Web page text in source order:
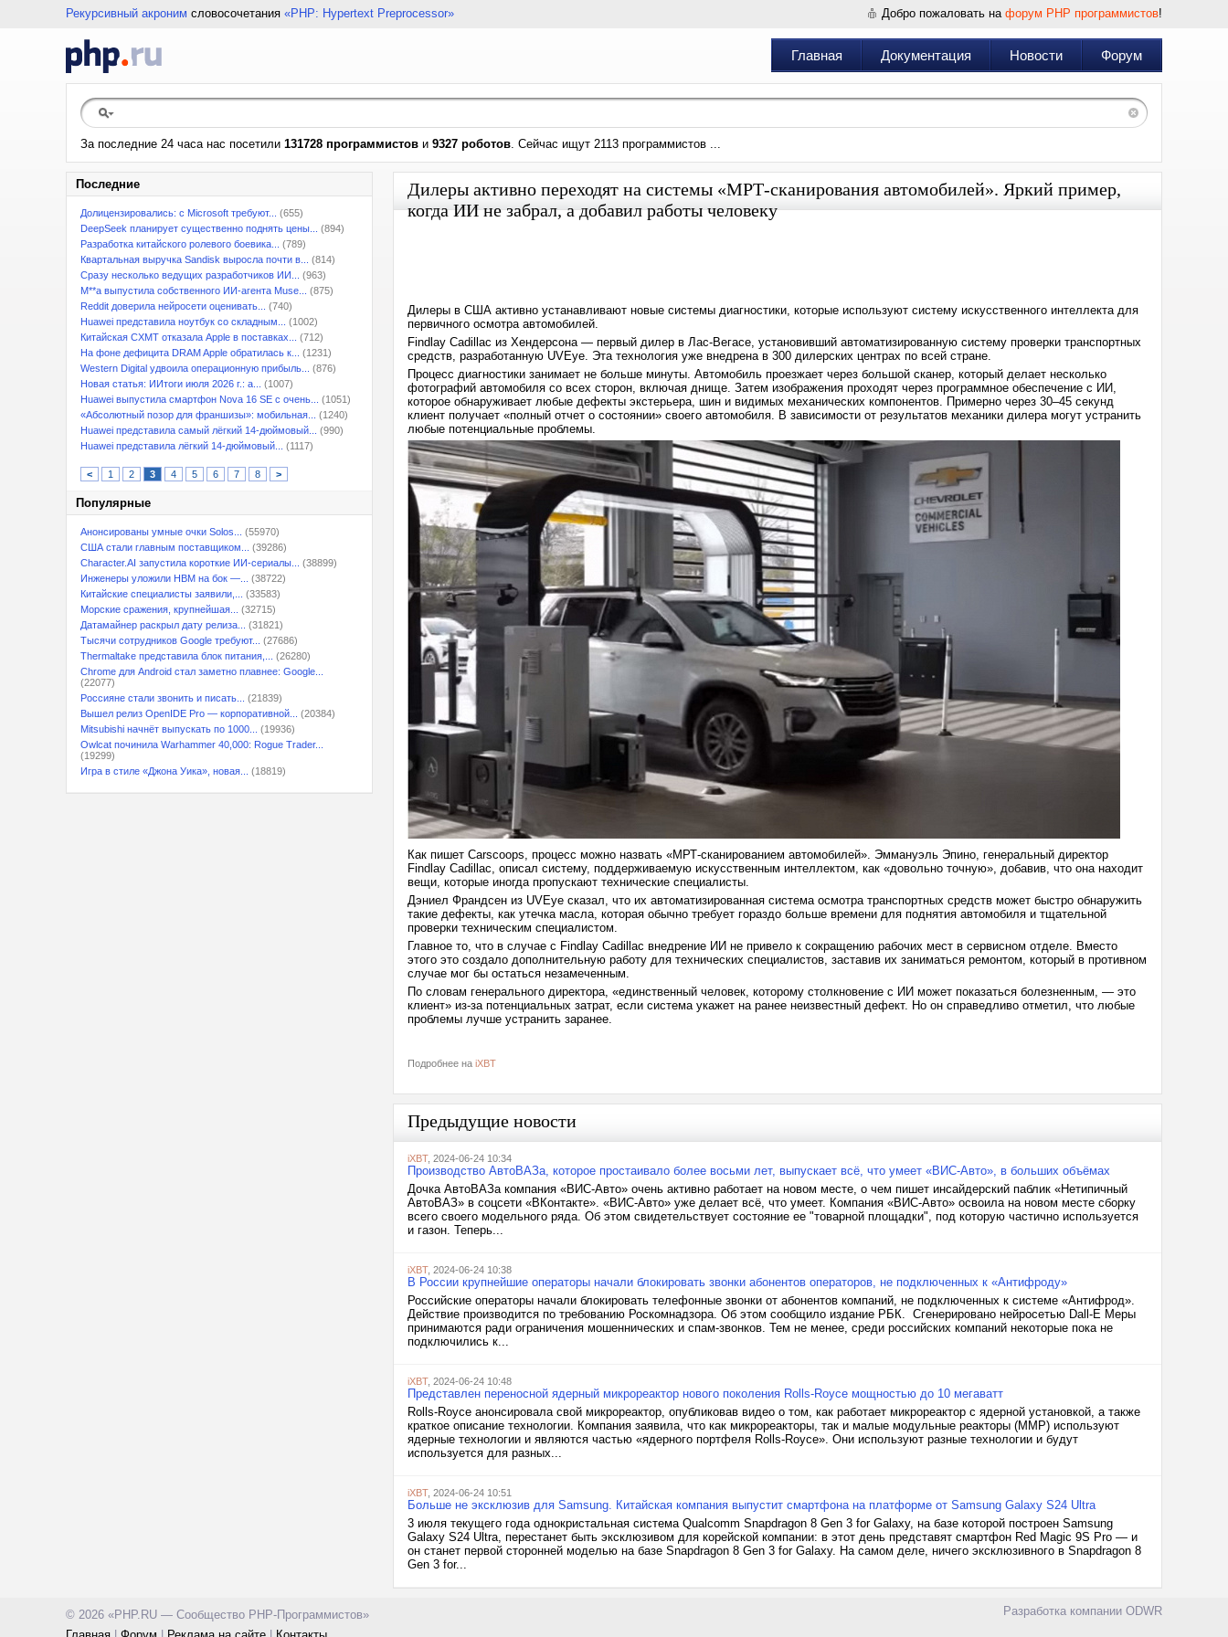
Рекурсивный акроним словосочетания «PHP: Hypertext Preprocessor» Добро пожаловать на форум PHP программистов!
Главная Документация Новости Форум
За последние 24 часа нас посетили 131728 программистов и 9327 роботов. Сейчас ищут 2113 программистов ...
Последние
Долицензировались: с Microsoft требуют...
(655)
DeepSeek планирует существенно поднять цены...
(894)
Разработка китайского ролевого боевика...
(789)
Квартальная выручка Sandisk выросла почти в...
(814)
Сразу несколько ведущих разработчиков ИИ...
(963)
M**a выпустила собственного ИИ-агента Muse...
(875)
Reddit доверила нейросети оценивать...
(740)
Huawei представила ноутбук со складным...
(1002)
Китайская CXMT отказала Apple в поставках...
(712)
На фоне дефицита DRAM Apple обратилась к...
(1231)
Western Digital удвоила операционную прибыль...
(876)
Новая статья: ИИтоги июля 2026 г.: а...
(1007)
Huawei выпустила смартфон Nova 16 SE с очень...
(1051)
«Абсолютный позор для франшизы»: мобильная...
(1240)
Huawei представила самый лёгкий 14-дюймовый...
(990)
Huawei представила лёгкий 14-дюймовый...
(1117)
< 1 2 3 4 5 6 7 8 >
Популярные
Анонсированы умные очки Solos...
(55970)
США стали главным поставщиком...
(39286)
Character.AI запустила короткие ИИ-сериалы...
(38899)
Инженеры уложили HBM на бок —...
(38722)
Китайские специалисты заявили,...
(33583)
Морские сражения, крупнейшая...
(32715)
Датамайнер раскрыл дату релиза...
(31821)
Тысячи сотрудников Google требуют...
(27686)
Thermaltake представила блок питания,...
(26280)
Chrome для Android стал заметно плавнее: Google...
(22077)
Россияне стали звонить и писать...
(21839)
Вышел релиз OpenIDE Pro — корпоративной...
(20384)
Mitsubishi начнёт выпускать по 1000...
(19936)
Owlcat починила Warhammer 40,000: Rogue Trader...
(19299)
Игра в стиле «Джона Уика», новая...
(18819)
Дилеры активно переходят на системы «МРТ-сканирования автомобилей». Яркий пример,
когда ИИ не забрал, а добавил работы человеку
Дилеры в США активно устанавливают новые системы диагностики, которые используют систему искусственного интеллекта для
первичного осмотра автомобилей.
Findlay Cadillac из Хендерсона — первый дилер в Лас-Вегасе, установивший автоматизированную систему проверки транспортных
средств, разработанную UVEye. Эта технология уже внедрена в 300 дилерских центрах по всей стране.
Процесс диагностики занимает не больше минуты. Автомобиль проезжает через большой сканер, который делает несколько
фотографий автомобиля со всех сторон, включая днище. Затем изображения проходят через программное обеспечение с ИИ,
которое обнаруживает любые дефекты экстерьера, шин и видимых механических компонентов. Примерно через 30–45 секунд
клиент получает «полный отчет о состоянии» своего автомобиля. В зависимости от результатов механики дилера могут устранить
любые потенциальные проблемы.
Как пишет Carscoops, процесс можно назвать «МРТ-сканированием автомобилей». Эммануэль Эпино, генеральный директор
Findlay Cadillac, описал систему, поддерживаемую искусственным интеллектом, как «довольно точную», добавив, что она находит
вещи, которые иногда пропускают технические специалисты.
Дэниел Франдсен из UVEye сказал, что их автоматизированная система осмотра транспортных средств может быстро обнаружить
такие дефекты, как утечка масла, которая обычно требует гораздо больше времени для поднятия автомобиля и тщательной
проверки техническим специалистом.
Главное то, что в случае с Findlay Cadillac внедрение ИИ не привело к сокращению рабочих мест в сервисном отделе. Вместо
этого это создало дополнительную работу для технических специалистов, заставив их заниматься ремонтом, который в противном
случае мог бы остаться незамеченным.
По словам генерального директора, «единственный человек, которому столкновение с ИИ может показаться болезненным, — это
клиент» из-за потенциальных затрат, если система укажет на ранее неизвестный дефект. Но он справедливо отметил, что любые
проблемы лучше устранить заранее.
Подробнее на iXBT
Предыдущие новости
iXBT, 2024-06-24 10:34
Производство АвтоВАЗа, которое простаивало более восьми лет, выпускает всё, что умеет «ВИС-Авто», в больших объёмах
Дочка АвтоВАЗа компания «ВИС-Авто» очень активно работает на новом месте, о чем пишет инсайдерский паблик «Нетипичный
АвтоВАЗ» в соцсети «ВКонтакте». «ВИС-Авто» уже делает всё, что умеет. Компания «ВИС-Авто» освоила на новом месте сборку
всего своего модельного ряда. Об этом свидетельствует состояние ее "товарной площадки", под которую частично используется
и газон. Теперь...
iXBT, 2024-06-24 10:38
В России крупнейшие операторы начали блокировать звонки абонентов операторов, не подключенных к «Антифроду»
Российские операторы начали блокировать телефонные звонки от абонентов компаний, не подключенных к системе «Антифрод».
Действие производится по требованию Роскомнадзора. Об этом сообщило издание РБК. Сгенерировано нейросетью Dall-E Меры
принимаются ради ограничения мошеннических и спам-звонков. Тем не менее, среди российских компаний некоторые пока не
подключились к...
iXBT, 2024-06-24 10:48
Представлен переносной ядерный микрореактор нового поколения Rolls-Royce мощностью до 10 мегаватт
Rolls-Royce анонсировала свой микрореактор, опубликовав видео о том, как работает микрореактор с ядерной установкой, а также
краткое описание технологии. Компания заявила, что как микрореакторы, так и малые модульные реакторы (ММР) используют
ядерные технологии и являются частью «ядерного портфеля Rolls-Royce». Они используют разные технологии и будут
используется для разных...
iXBT, 2024-06-24 10:51
Больше не эксклюзив для Samsung. Китайская компания выпустит смартфона на платформе от Samsung Galaxy S24 Ultra
3 июля текущего года однокристальная система Qualcomm Snapdragon 8 Gen 3 for Galaxy, на базе которой построен Samsung
Galaxy S24 Ultra, перестанет быть эксклюзивом для корейской компании: в этот день представят смартфон Red Magic 9S Pro — и
он станет первой сторонней моделью на базе Snapdragon 8 Gen 3 for Galaxy. На самом деле, ничего эксклюзивного в Snapdragon 8
Gen 3 for...
© 2026 «PHP.RU — Сообщество PHP-Программистов»
Разработка компании ODWR